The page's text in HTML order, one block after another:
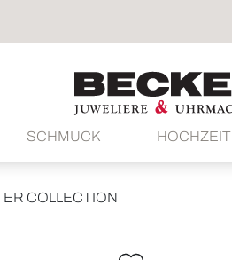
SCHMUCK HOCHZEIT
COLLECTION